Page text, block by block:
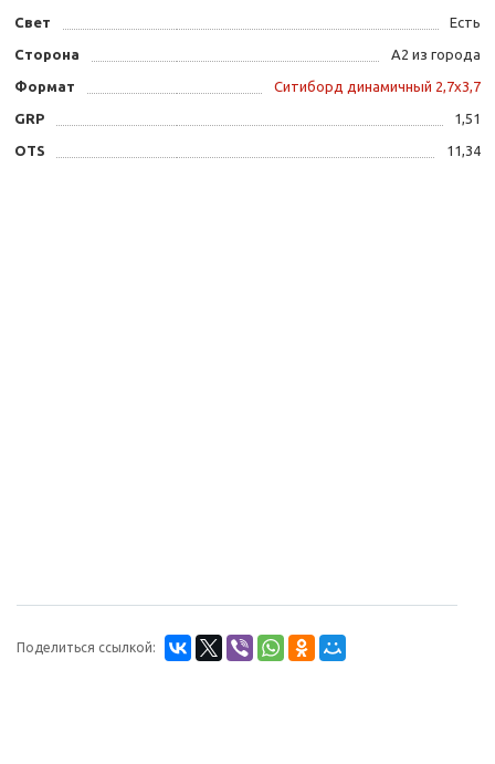
Свет Есть
Сторона А2 из города
Формат Ситиборд динамичный 2,7х3,7
GRP 1,51
OTS 11,34
Поделиться ссылкой: